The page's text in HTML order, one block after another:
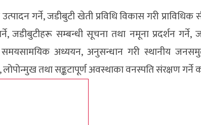
गर्ने, जडीबुटी खेती प्रविधि विकास गरी प्राविधिक
जडीबुटीहरू सम्बन्धी सूचना तथा नमूना प्रदर्शन
समयसामयिक अध्ययन, अनुसन्धान गरी स्थानीय
लोपोन्मुख तथा सङ्कटापूर्ण अवस्थाका वनस्पति संरक्षण गर्ने